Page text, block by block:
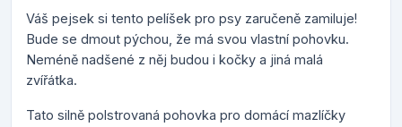
Váš pejsek si tento pelíšek pro psy zaručeně zamiluje!
Bude se dmout pýchou, že má svou vlastní pohovku.
Neméně nadšené z něj budou i kočky a jiná malá
zvířátka.
Tato silně polstrovaná pohovka pro domácí mazlíčky